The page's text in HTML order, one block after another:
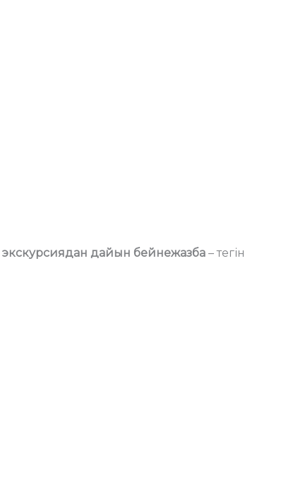
экскурсиядан дайын бейнежазба – тегін